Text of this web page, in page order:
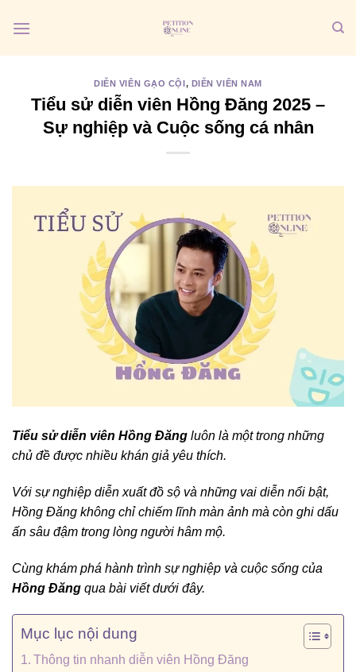
qua
DIỄN VIÊN GẠO CỘI, DIỄN VIÊN NAM
Tiểu sử diễn viên Hồng Đăng 2025 –
Sự nghiệp và Cuộc sống cá nhân
Tiểu sử diễn viên Hồng Đăng luôn là một trong những
chủ đề được nhiều khán giả yêu thích.
Với sự nghiệp diễn xuất đồ sộ và những vai diễn nổi bật,
Hồng Đăng không chỉ chiếm lĩnh màn ảnh mà còn ghi dấu
ấn sâu đậm trong lòng người hâm mộ.
Cùng khám phá hành trình sự nghiệp và cuộc sống của
Hồng Đăng qua bài viết dưới đây.
Mục lục nội dung
Thông tin nhanh diễn viên Hồng Đăng